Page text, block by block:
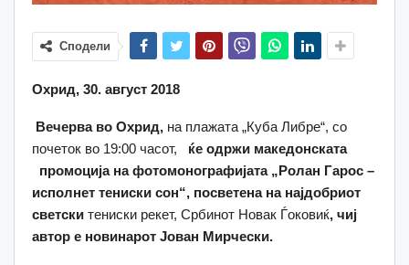
Сподели
Охрид, 30. август 2018
Вечерва во Охрид, на плажата „Куба Либре“, со
почеток во 19:00 часот,
ќе одржи македонската
промоција на фотомонографијата „Ролан Гарос –
исполнет тениски сон“, посветена на најдобриот
светски тениски рекет, Србинот Новак Ѓоковиќ, чиј
автор е новинарот Јован Мирчески.